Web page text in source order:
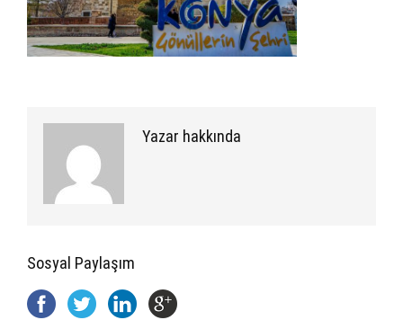
Yazar hakkında
Sosyal Paylaşım